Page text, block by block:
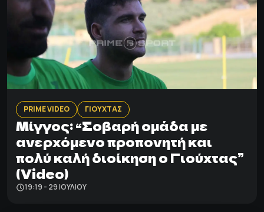
PRIME VIDEO ΓΙΟΥΧΤΑΣ
Μίγγος: “Σοβαρή ομάδα με
ανερχόμενο προπονητή και
πολύ καλή διοίκηση ο Γιούχτας”
(Video)
19:19 - 29 ΙΟΥΛΊΟΥ